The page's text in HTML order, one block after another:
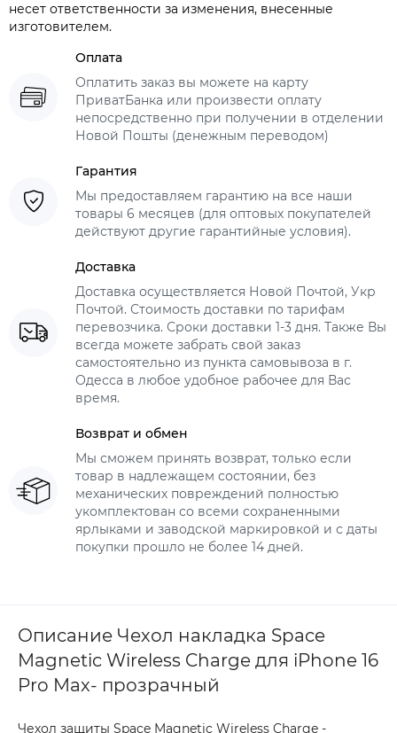
несет ответственности за изменения, внесенные
изготовителем.
Оплата
Оплатить заказ вы можете на карту
ПриватБанка или произвести оплату
непосредственно при получении в отделении
Новой Пошты (денежным переводом)
Гарантия
Мы предоставляем гарантию на все наши
товары 6 месяцев (для оптовых покупателей
действуют другие гарантийные условия).
Доставка
Доставка осуществляется Новой Почтой, Укр
Почтой. Стоимость доставки по тарифам
перевозчика. Сроки доставки 1-3 дня. Также Вы
всегда можете забрать свой заказ
самостоятельно из пункта самовывоза в г.
Одесса в любое удобное рабочее для Вас
время.
Возврат и обмен
Мы сможем принять возврат, только если
товар в надлежащем состоянии, без
механических повреждений полностью
укомплектован со всеми сохраненными
ярлыками и заводской маркировкой и с даты
покупки прошло не более 14 дней.
Описание Чехол накладка Space
Magnetic Wireless Charge для iPhone 16
Pro Max- прозрачный
Чехол защиты Space Magnetic Wireless Charge -